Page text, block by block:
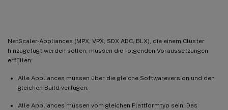
NetScaler-Appliances (MPX, VPX, SDX ADC, BLX), die einem Cluster
hinzugefügt werden sollen, müssen die folgenden Voraussetzungen
erfüllen:
Alle Appliances müssen über die gleiche Softwareversion und den
gleichen Build verfügen.
Alle Appliances müssen vom gleichen Plattformtyp sein. Das